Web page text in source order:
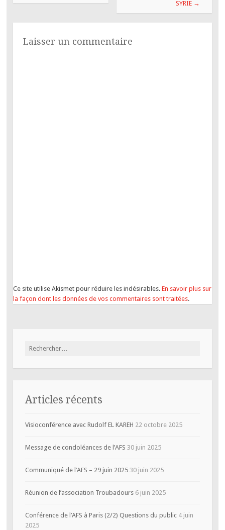
SYRIE →
Laisser un commentaire
Ce site utilise Akismet pour réduire les indésirables. En savoir plus sur
la façon dont les données de vos commentaires sont traitées.
Rechercher :
Articles récents
Visioconférence avec Rudolf EL KAREH 22 octobre 2025
Message de condoléances de l’AFS 30 juin 2025
Communiqué de l’AFS – 29 juin 2025 30 juin 2025
Réunion de l’association Troubadours 6 juin 2025
Conférence de l’AFS à Paris (2/2) Questions du public 4 juin
2025